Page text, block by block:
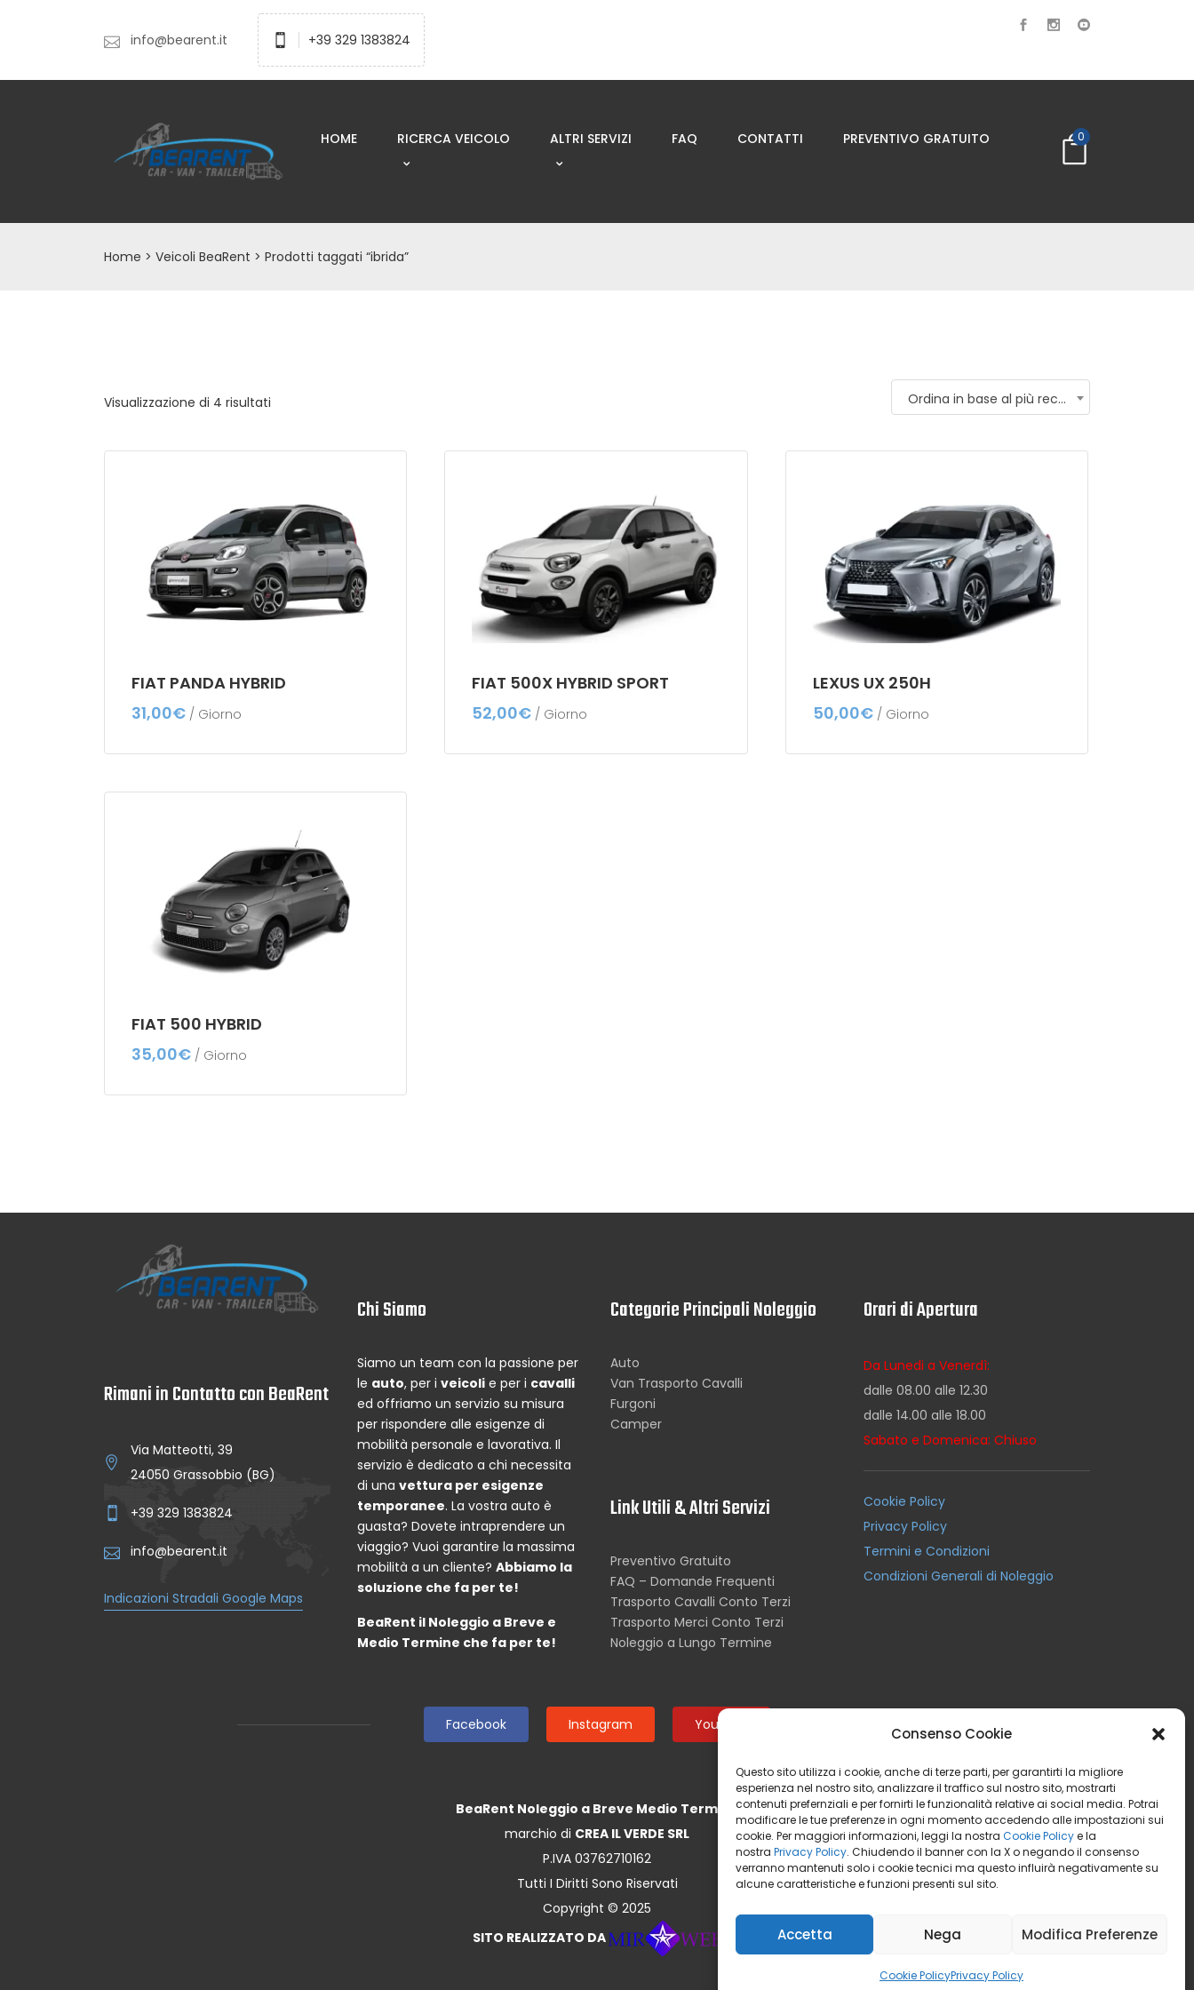
Consenso Cookie
Questo sito utilizza i cookie, anche di terze parti, per garantirti la migliore
esperienza nel nostro sito, analizzare il traffico sul nostro sito, mostrarti
contenuti prefernziali e per fornirti le funzionalità relative ai social media. Potrai
modificare le tue preferenze in ogni momento accedendo alle impostazioni sui
cookie. Per maggiori informazioni, leggi la nostra Cookie Policye la
nostra Privacy Policy. Chiudendo il banner con la X o negando il consenso
verranno mantenuti solo i cookie tecnici ma questo influirà negativamente su
alcune caratteristiche e funzioni presenti sul sito.
Accetta Nega Modifica Preferenze
Cookie PolicyPrivacy Policy
info@bearent.it +39 329 1383824
HOME RICERCA VEICOLO ALTRI SERVIZI FAQ CONTATTI PREVENTIVO GRATUITO 0
Home > Veicoli BeaRent > Prodotti taggati “ibrida”
Visualizzazione di 4 risultati Ordina in base al più recente
FIAT PANDA HYBRID
31,00€ / Giorno
FIAT 500X HYBRID SPORT
52,00€ / Giorno
LEXUS UX 250H
50,00€ / Giorno
FIAT 500 HYBRID
35,00€ / Giorno
Rimani in Contatto con BeaRent
Via Matteotti, 39
24050 Grassobbio (BG)
+39 329 1383824
info@bearent.it
Indicazioni Stradali Google Maps
Chi Siamo
Siamo un team con la passione per
le auto, per i veicoli e per i cavalli
ed offriamo un servizio su misura
per rispondere alle esigenze di
mobilità personale e lavorativa. Il
servizio è dedicato a chi necessita
di una vettura per esigenze
temporanee. La vostra auto è
guasta? Dovete intraprendere un
viaggio? Vuoi garantire la massima
mobilità a un cliente? Abbiamo la
soluzione che fa per te!
BeaRent il Noleggio a Breve e
Medio Termine che fa per te!
Categorie Principali Noleggio
Auto
Van Trasporto Cavalli
Furgoni
Camper
Link Utili & Altri Servizi
Preventivo Gratuito
FAQ – Domande Frequenti
Trasporto Cavalli Conto Terzi
Trasporto Merci Conto Terzi
Noleggio a Lungo Termine
Orari di Apertura
Da Lunedi a Venerdì:
dalle 08.00 alle 12.30
dalle 14.00 alle 18.00
Sabato e Domenica: Chiuso
Cookie Policy
Privacy Policy
Termini e Condizioni
Condizioni Generali di Noleggio
Facebook Instagram Youtube
BeaRent Noleggio a Breve Medio Termine
marchio di CREA IL VERDE SRL
P.IVA 03762710162
Tutti I Diritti Sono Riservati
Copyright © 2025
SITO REALIZZATO DA